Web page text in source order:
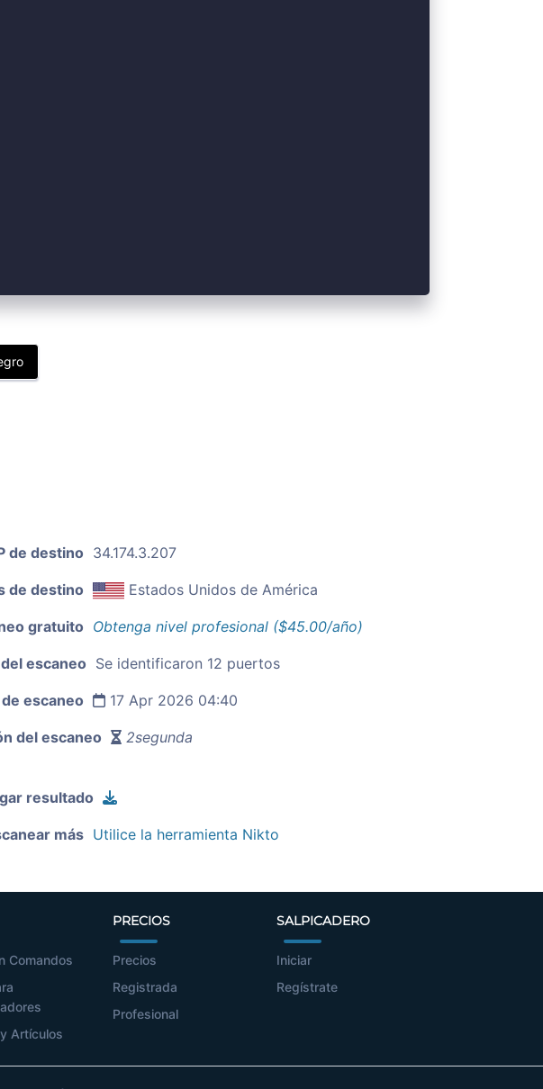
de destino 34.174.3.207
de destino Estados Unidos de América
gratuito Obtenga nivel profesional ($45.00/año)
escaneo Se identificaron 12 puertos
de escaneo 17 Apr 2026 04:40
del escaneo 2segunda
resultado
más Utilice la herramienta Nikto
Comandos
Artículos
PRECIOS
Precios
Registrada
Profesional
SALPICADERO
Iniciar
Regístrate